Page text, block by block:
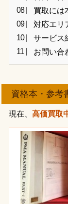
買取には
対応エリ
サービス
お問い合
資格本・参考
現在、 高価買取